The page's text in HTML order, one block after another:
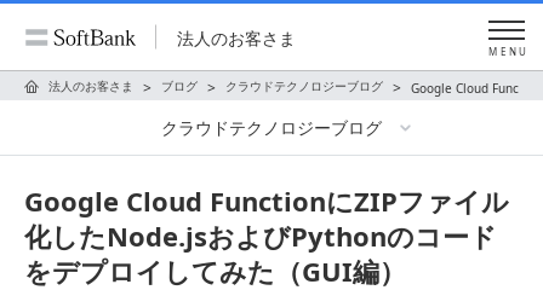
法人のお客さま
MENU
法人のお客さま ブログ クラウドテクノロジーブログ Google Cloud Function
クラウドテクノロジーブログ
Google Cloud FunctionにZIPファイル
化したNode.jsおよびPythonのコード
をデプロイしてみた（GUI編）